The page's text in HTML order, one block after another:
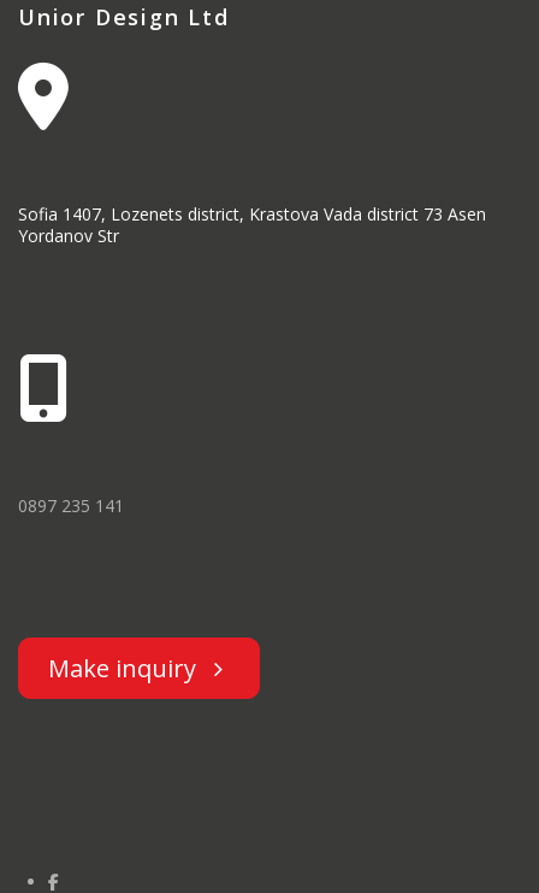
Unior Design Ltd
Sofia 1407, Lozenets district, Krastova Vada district 73 Asen
Yordanov Str
0897 235 141
Make inquiry